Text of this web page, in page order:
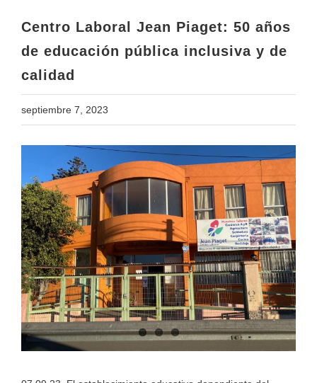
Centro Laboral Jean Piaget: 50 años
de educación pública inclusiva y de
calidad
septiembre 7, 2023
Larger
Image